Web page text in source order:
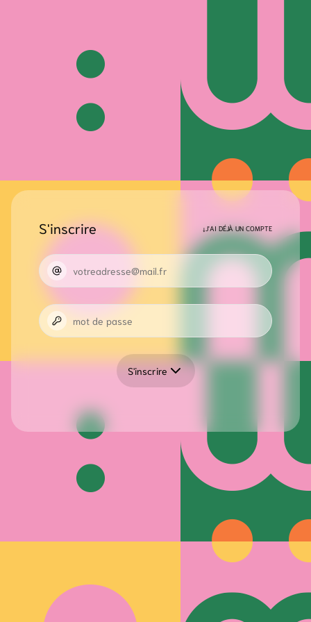
S'inscrire ↓ J'AI DÉJÀ UN COMPTE
S'inscrire